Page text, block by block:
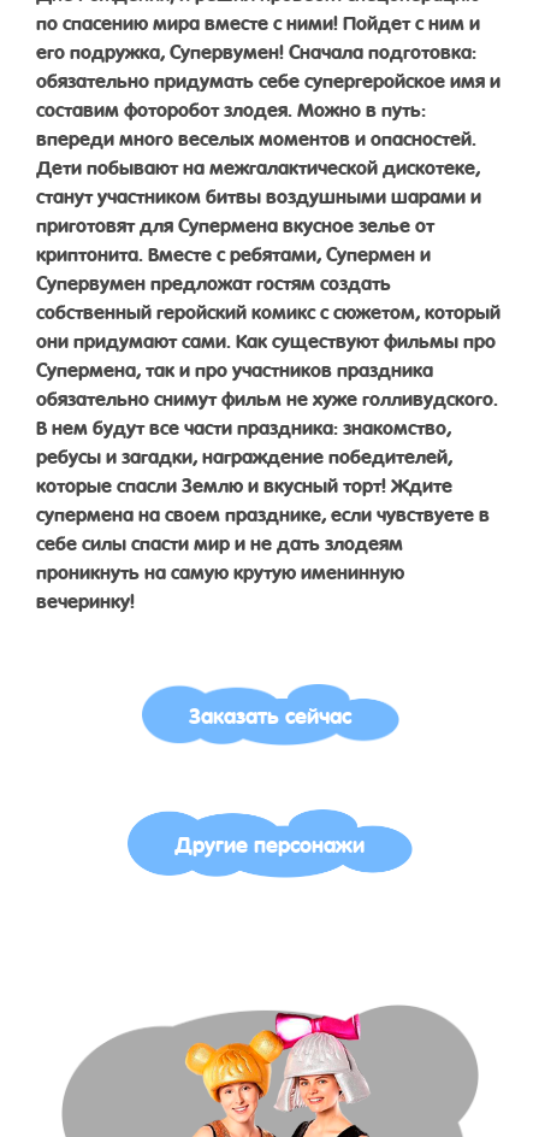
по спасению мира вместе с ними! Пойдет с ним и
его подружка, Супервумен! Сначала подготовка:
обязательно придумать себе супергеройское имя и
составим фоторобот злодея. Можно в путь:
впереди много веселых моментов и опасностей.
Дети побывают на межгалактической дискотеке,
станут участником битвы воздушными шарами и
приготовят для Супермена вкусное зелье от
криптонита. Вместе с ребятами, Супермен и
Супервумен предложат гостям создать
собственный геройский комикс с сюжетом, который
они придумают сами. Как существуют фильмы про
Супермена, так и про участников праздника
обязательно снимут фильм не хуже голливудского.
В нем будут все части праздника: знакомство,
ребусы и загадки, награждение победителей,
которые спасли Землю и вкусный торт! Ждите
супермена на своем празднике, если чувствуете в
себе силы спасти мир и не дать злодеям
проникнуть на самую крутую именинную
вечеринку!
Заказать сейчас
Другие персонажи